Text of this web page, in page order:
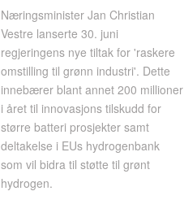
Næringsminister Jan Christian
Vestre lanserte 30. juni
regjeringens nye tiltak for 'raskere
omstilling til grønn industri'. Dette
innebærer blant annet 200 millioner
i året til innovasjons tilskudd for
større batteri prosjekter samt
deltakelse i EUs hydrogenbank
som vil bidra til støtte til grønt
hydrogen.